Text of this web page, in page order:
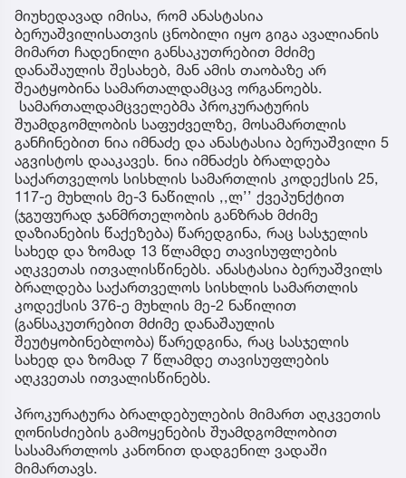
მიუხედავად იმისა, რომ ანასტასია
ბერუაშვილისათვის ცნობილი იყო გიგა ავალიანის
მიმართ ჩადენილი განსაკუთრებით მძიმე
დანაშაულის შესახებ, მან ამის თაობაზე არ
შეატყობინა სამართალდამცავ ორგანოებს.
სამართალდამცველებმა პროკურატურის
შუამდგომლობის საფუძველზე, მოსამართლის
განჩინებით ნია იმნაძე და ანასტასია ბერუაშვილი 5
აგვისტოს დააკავეს. ნია იმნაძეს ბრალდება
საქართველოს სისხლის სამართლის კოდექსის 25,
117-ე მუხლის მე-3 ნაწილის ,,ლ’’ ქვეპუნქტით
(ჯგუფურად ჯანმრთელობის განზრახ მძიმე
დაზიანების წაქეზება) წარედგინა, რაც სასჯელის
სახედ და ზომად 13 წლამდე თავისუფლების
აღკვეთას ითვალისწინებს. ანასტასია ბერუაშვილს
ბრალდება საქართველოს სისხლის სამართლის
კოდექსის 376-ე მუხლის მე-2 ნაწილით
(განსაკუთრებით მძიმე დანაშაულის
შეუტყობინებლობა) წარედგინა, რაც სასჯელის
სახედ და ზომად 7 წლამდე თავისუფლების
აღკვეთას ითვალისწინებს.
პროკურატურა ბრალდებულების მიმართ აღკვეთის
ღონისძიების გამოყენების შუამდგომლობით
სასამართლოს კანონით დადგენილ ვადაში
მიმართავს.